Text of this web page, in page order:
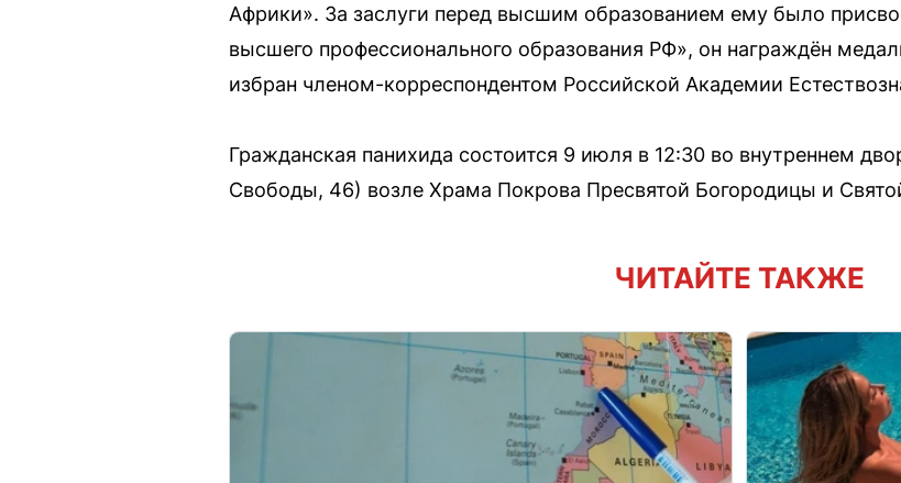
Африки». За заслуги перед высшим образованием ему было
высшего профессионального образования РФ», он награждён
избран членом-корреспондентом Российской Академии
Гражданская панихида состоится 9 июля в 12:30 во внутреннем
Свободы, 46) возле Храма Покрова Пресвятой Богородицы и
ЧИТАЙТЕ ТАКЖЕ